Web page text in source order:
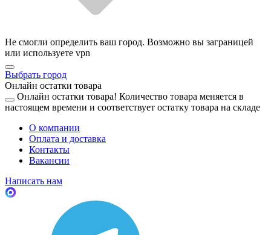
Не смогли определить ваш город. Возможно вы заграницей
или используете vpn
Выбрать город
Онлайн остатки товара
Онлайн остатки товара! Количество товара меняется в
настоящем времени и соответствует остатку товара на складе
О компании
Оплата и доставка
Контакты
Вакансии
Написать нам